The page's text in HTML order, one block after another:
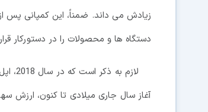
زیادش می داند. ضمناً، این کمپانی پس
دستگاه ها و محصولات را در دستورکار